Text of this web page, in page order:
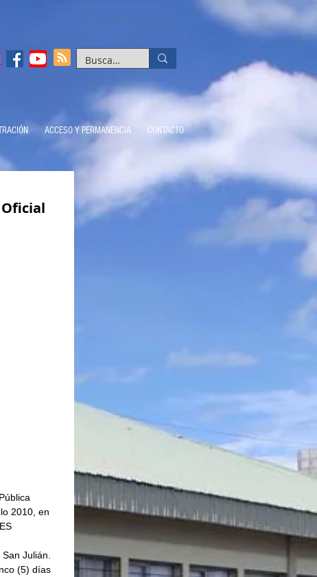
ACCESO Y PERMANENCIA CONTACTO
2010, en
Julián.
(5) días